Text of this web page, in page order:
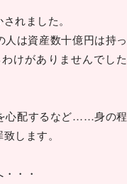
れました。
は資産数十億円は持っ
けがありませんでした
心配するなど……身の程
します。
・・